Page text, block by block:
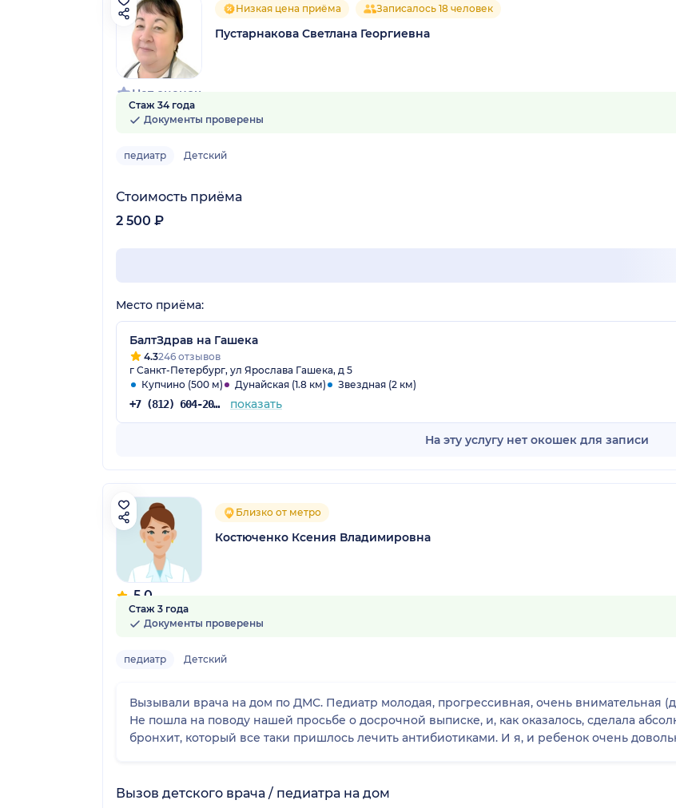
Нет оценок
Низкая цена приёма Записалось 18 человек
Пустарнакова Светлана Георгиевна
Стаж 34 года
Документы проверены
педиатр Детский
Стоимость приёма
2 500 ₽
Место приёма:
БалтЗдрав на Гашека
4.3246 отзывов
г Санкт-Петербург, ул Ярослава Гашека, д 5
Купчино (500 м)
Дунайская (1.8 км) Звездная (2 км)
+7 (812) 604-20-38 показать
На эту услугу нет окошек для записи
5.0
2 отзыва
Близко от метро
Костюченко Ксения Владимировна
Стаж 3 года
Документы проверены
педиатр Детский
Вызывали врача на дом по ДМС. Педиатр молодая, прогрессивная, очень внимательная
Не пошла на поводу нашей просьбе о досрочной выписке, и, как оказалось, сделала
бронхит, который все таки пришлось лечить
Вызов детского врача / педиатра на дом